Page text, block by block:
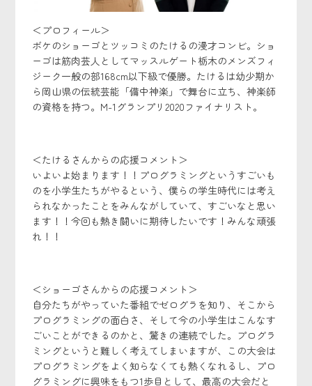
＜プロフィール＞
ボケのショーゴとツッコミのたけるの漫才コンビ。ショ
ーゴは筋肉芸人としてマッスルゲート栃木のメンズフィ
ジーク一般の部168cm以下級で優勝。たけるは幼少期か
ら岡山県の伝統芸能「備中神楽」で舞台に立ち、神楽師
の資格を持つ。M-1グランプリ2020ファイナリスト。
＜たけるさんからの応援コメント＞
いよいよ始まります！！プログラミングというすごいも
のを小学生たちがやるという、僕らの学生時代には考え
られなかったことをみんながしていて、すごいなと思い
ます！！今回も熱き闘いに期待したいです！みんな頑張
れ！！
＜ショーゴさんからの応援コメント＞
自分たちがやっていた番組でゼログラを知り、そこから
プログラミングの面白さ、そして今の小学生はこんなす
ごいことができるのかと、驚きの連続でした。プログラ
ミングというと難しく考えてしまいますが、この大会は
プログラミングをよく知らなくても熱くなれるし、プロ
グラミングに興味をもつ1歩目として、最高の大会だと